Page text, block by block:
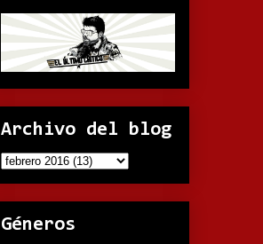
Archivo del blog
Géneros